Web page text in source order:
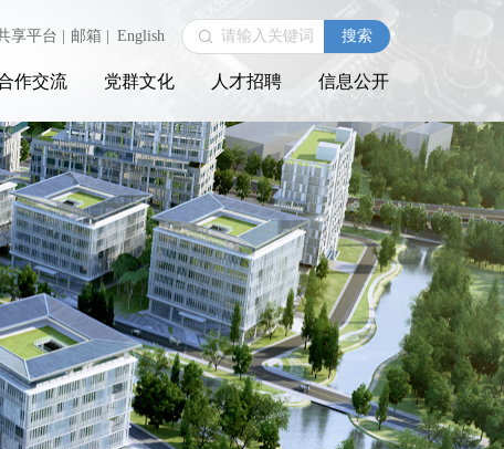
English
邮箱
享平台
作交流 党群文化 人才招聘 信息公开